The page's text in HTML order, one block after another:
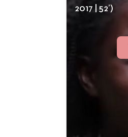
2017 | 52’)